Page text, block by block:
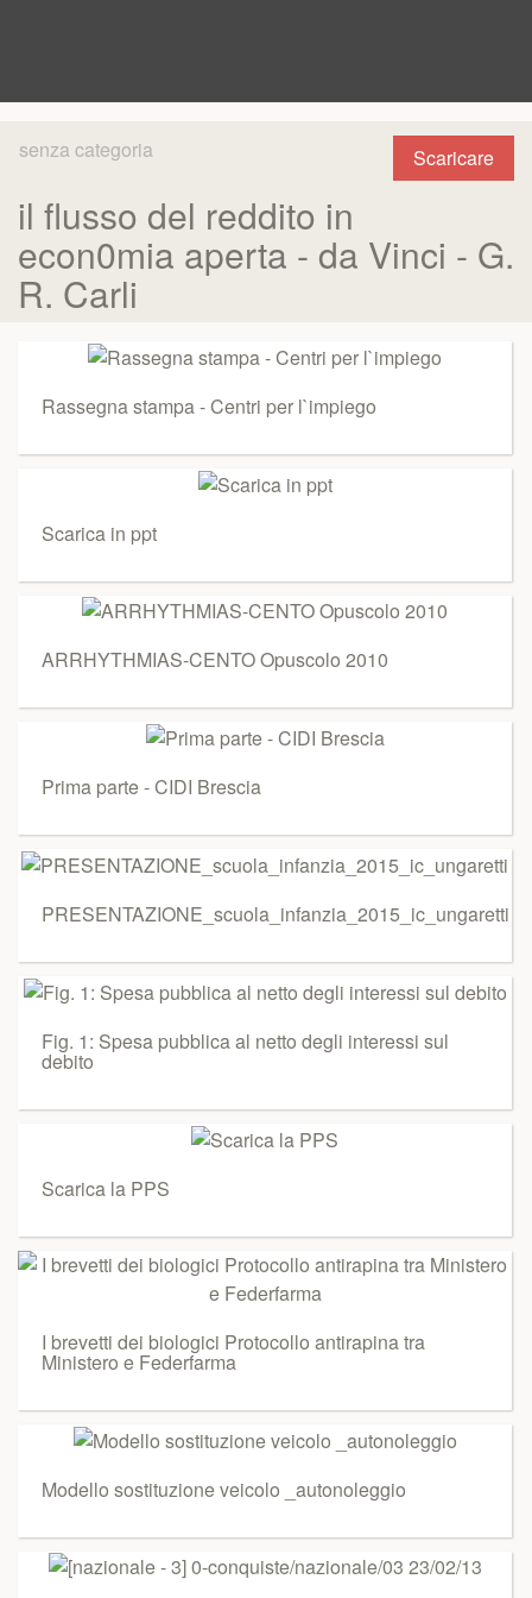
Scaricare
senza categoria
il flusso del reddito in
econ0mia aperta - da Vinci - G.
R. Carli
Rassegna stampa - Centri per l`impiego
Scarica in ppt
ARRHYTHMIAS-CENTO Opuscolo 2010
Prima parte - CIDI Brescia
PRESENTAZIONE_scuola_infanzia_2015_ic_ungaretti
Fig. 1: Spesa pubblica al netto degli interessi sul
debito
Scarica la PPS
I brevetti dei biologici Protocollo antirapina tra
Ministero e Federfarma
Modello sostituzione veicolo _autonoleggio